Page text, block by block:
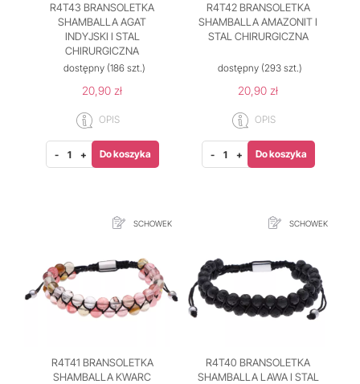
R4T43 BRANSOLETKA
SHAMBALLA AGAT
INDYJSKI I STAL
CHIRURGICZNA
dostępny(186 szt.)
20,90 zł
OPIS
- + Do koszyka
R4T42 BRANSOLETKA
SHAMBALLA AMAZONIT I
STAL CHIRURGICZNA
dostępny (293 szt.)
20,90 zł
OPIS
- + Do koszyka
SCHOWEK
R4T41 BRANSOLETKA
SHAMBALLA KWARC
SCHOWEK
R4T40 BRANSOLETKA
SHAMBALLA LAWA I STAL